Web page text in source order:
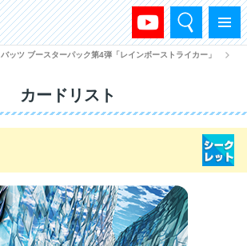
メニュー
検索
バッツ ブースターパック第4弾「レインボーストライカー」
カードリスト